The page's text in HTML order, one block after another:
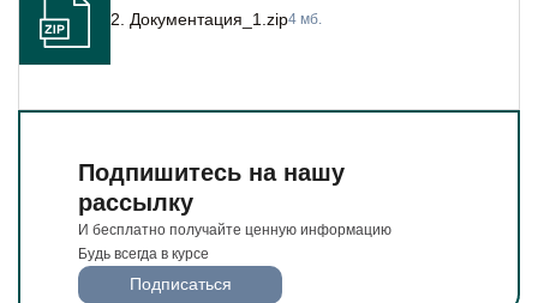
2. Документация_1.zip4 мб.
Подпишитесь на нашу
рассылку
И бесплатно получайте ценную информацию
Будь всегда в курсе
Подписаться